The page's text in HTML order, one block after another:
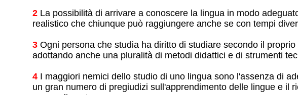
2 La possibilità di arrivare a conoscere la lingua in modo
realistico che chiunque può raggiungere anche se con tempi
3 Ogni persona che studia ha diritto di studiare secondo il
adottando anche una pluralità di metodi didattici e di strumenti
4 I maggiori nemici dello studio di uno lingua sono l'assenza di
un gran numero di pregiudizi sull'apprendimento delle lingue e il